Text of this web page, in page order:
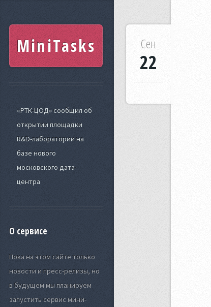
MiniTasks
«РТК-ЦОД» сообщил об
открытии площадки
R&D-лаборатории на
базе нового
московского дата-
центра
О сервисе
Пока на этом сайте только
новости и пресс-релизы, но
в будущем мы планируем
запустить сервис мини-
Сен
22